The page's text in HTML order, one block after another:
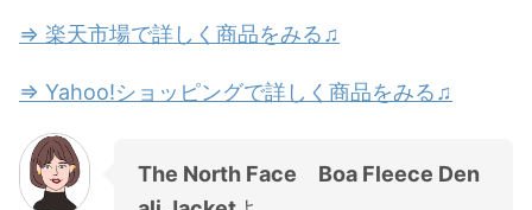
⇒ 楽天市場で詳しく商品をみる♫
⇒ Yahoo!ショッピングで詳しく商品をみる♫
The North Face Boa Fleece Den